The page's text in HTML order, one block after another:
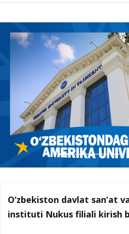
O‘zbekiston davlat san’at
instituti Nukus filiali kirish